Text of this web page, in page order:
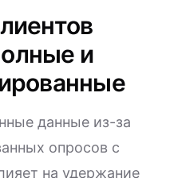
и
данные из-за
опросов с
на удержание